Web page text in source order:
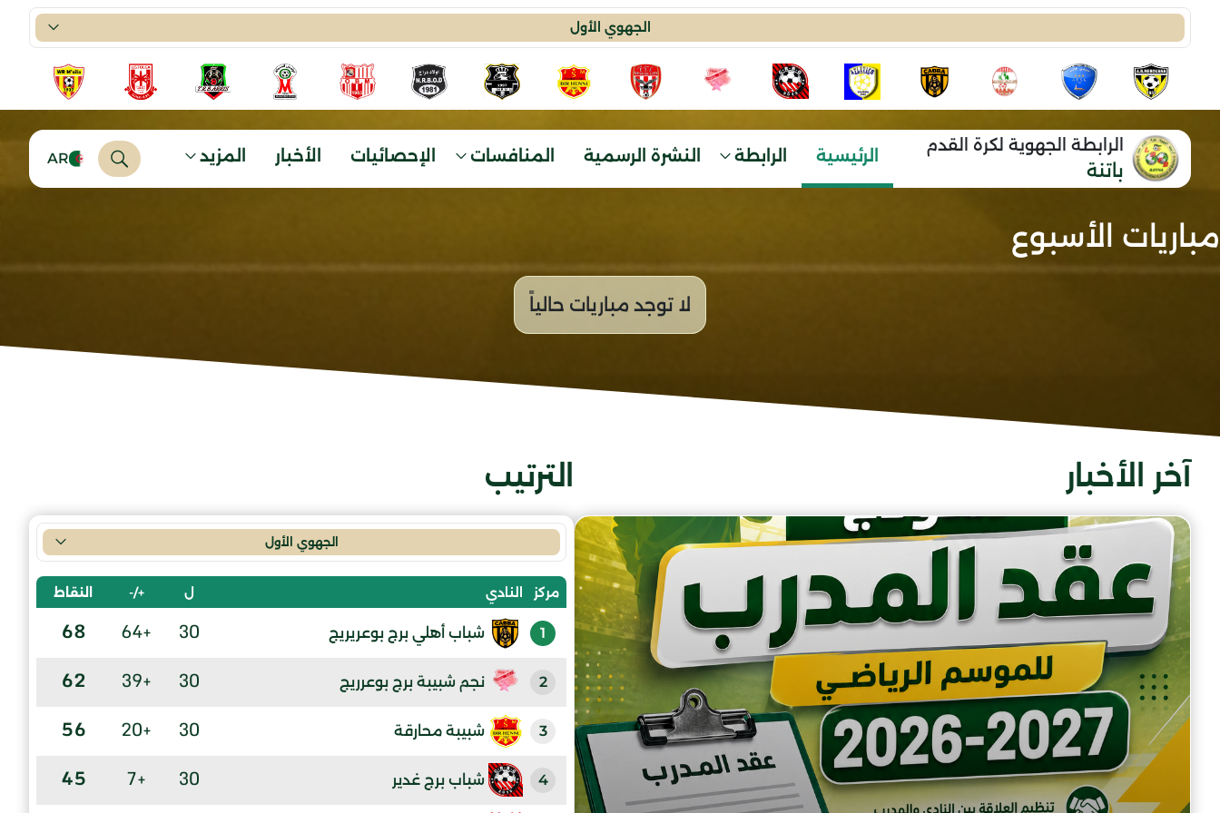
الجهوي الأول
الرابطة الجهوية لكرة القدم
باتنة
الرئيسية الرابطة النشرة الرسمية المنافسات الإحصائيات الأخبار المزيد AR
مباريات الأسبوع
آخر الأخبار الترتيب
الجهوي الأول
مركز النادي ل +/- النقاط
1 شباب أهلي برج بوعريريج 30
+64
68
2 نجم شبيبة برج بوعرريج 30
+39
62
3 شبيبة محارقة 30
+20
56
4 شباب برج غدير 30
+7
45